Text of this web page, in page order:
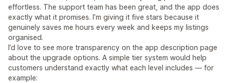
effortless. The support team has been great, and the app does
exactly what it promises. I’m giving it five stars because it
genuinely saves me hours every week and keeps my listings
organised.
I’d love to see more transparency on the app description page
about the upgrade options. A simple tier system would help
customers understand exactly what each level includes — for
example: